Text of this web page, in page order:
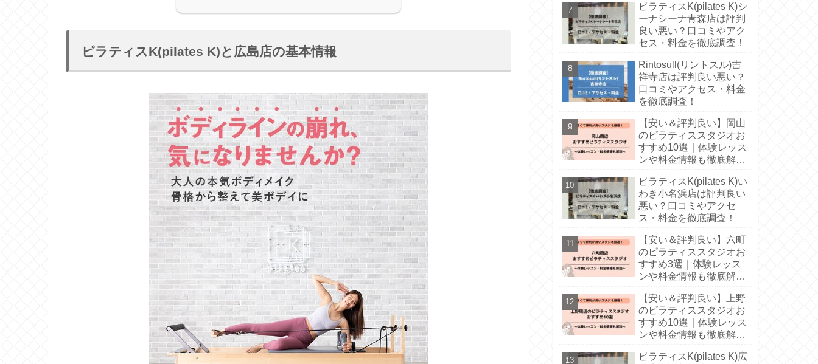
ピラティスK(pilates K)と広島店の基本情報
ピラティスK(pilates K)シ
ーナシーナ青森店は評判
良い悪い？口コミやアク
セス・料金を徹底調査！
Rintosull(リントスル)吉
祥寺店は評判良い悪い？
口コミやアクセス・料金
を徹底調査！
【安い＆評判良い】岡山
のピラティススタジオお
すすめ10選｜体験レッス
ンや料金情報も徹底解
ピラティスK(pilates K)い
わき小名浜店は評判良い
悪い？口コミやアクセ
ス・料金を徹底調査！
【安い＆評判良い】六町
のピラティススタジオお
すすめ3選｜体験レッス
ンや料金情報も徹底解
【安い＆評判良い】上野
のピラティススタジオお
すすめ10選｜体験レッス
ンや料金情報も徹底解
ピラティスK(pilates K)広